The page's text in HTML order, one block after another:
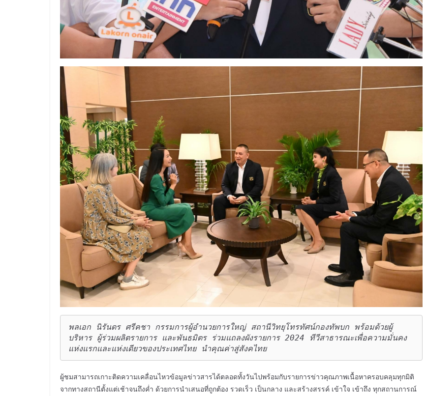
พลเอก นิรันดร ศรีคชา กรรมการผู้อำนวยการใหญ่ สถานีวิทยุโทรทัศน์กองทัพบก พร้อมด้วยผู้
บริหาร ผู้ร่วมผลิตรายการ และพันธมิตร ร่วมแถลงผังรายการ 2024 ทีวีสาธารณะเพื่อความมั่นคง
แห่งแรกและแห่งเดียวของประเทศไทย นำคุณค่าสู่สังคไทย
ผู้ชมสามารถเกาะติดความเคลื่อนไหวข้อมูลข่าวสารได้ตลอดทั้งวันไปพร้อมกับรายการข่าวคุณภาพเนื้อหาครอบคลุมทุกมิติ
จากทางสถานีตั้งแต่เช้าจนถึงค่ำ ด้วยการนำเสนอที่ถูกต้อง รวดเร็ว เป็นกลาง และสร้างสรรค์ เข้าใจ เข้าถึง ทุกสถานการณ์